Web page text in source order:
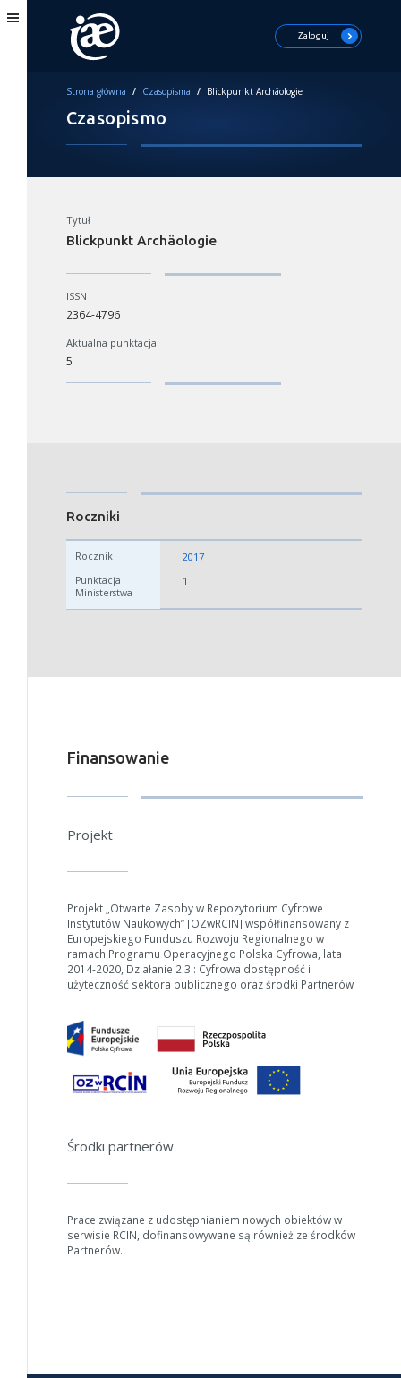
W zależności od ilości danych do przetworzenia generowanie pliku
może się wydłużyć.
zmniejszając zakres lat.
Zaloguj
Strona główna / Czasopisma / Blickpunkt Archäologie
Czasopismo
Tytuł
Blickpunkt Archäologie
ISSN
2364-4796
Aktualna punktacja
5
Roczniki
2017
1
Finansowanie
Projekt
Projekt „Otwarte Zasoby w Repozytorium Cyfrowe
Instytutów Naukowych” [OZwRCIN] współfinansowany z
Europejskiego Funduszu Rozwoju Regionalnego w
ramach Programu Operacyjnego Polska Cyfrowa, lata
2014-2020, Działanie 2.3 : Cyfrowa dostępność i
użyteczność sektora publicznego oraz środki Partnerów
Środki partnerów
Prace związane z udostępnianiem nowych obiektów w
serwisie RCIN, dofinansowywane są również ze środków
Partnerów.